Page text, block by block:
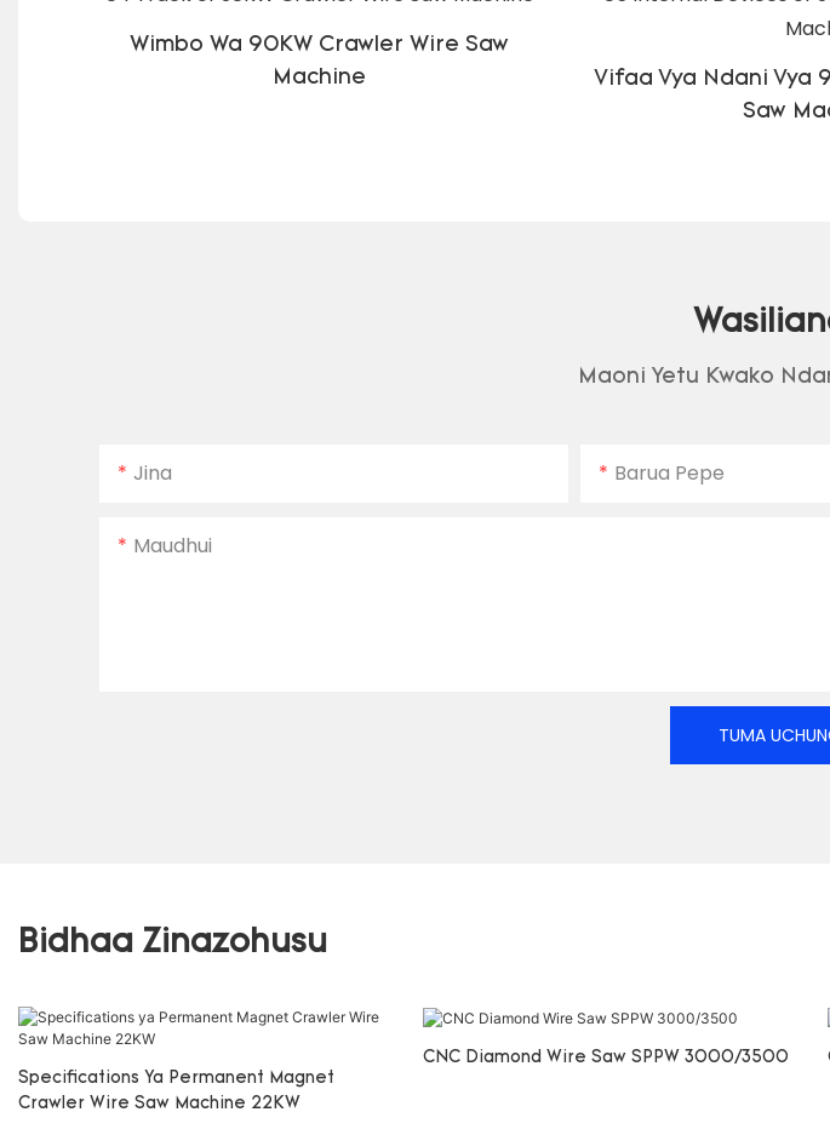
Wimbo Wa 90KW Crawler Wire Saw
Machine
Vifaa Vya Ndani Vya
Saw
Maoni Yetu Kwako
Jina Barua Pepe
Maudhui
TUMA
Bidhaa Zinazohusu
Specifications Ya Permanent Magnet
Crawler Wire Saw Machine 22KW
CNC Diamond Wire Saw SPPW 3000/3500